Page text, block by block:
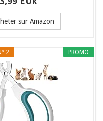
sur Amazon
PROMO
2